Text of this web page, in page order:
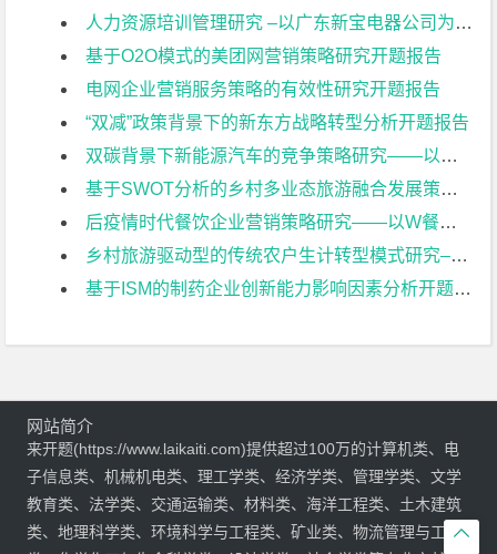
人力资源培训管理研究 –以广东新宝电器公司为例开题报告
基于O2O模式的美团网营销策略研究开题报告
电网企业营销服务策略的有效性研究开题报告
“双减”政策背景下的新东方战略转型分析开题报告
双碳背景下新能源汽车的竞争策略研究——以比亚迪为例开题报告
基于SWOT分析的乡村多业态旅游融合发展策略研究——以常州佳农探趣休闲生态园为例开题报告
后疫情时代餐饮企业营销策略研究——以W餐饮企业为例开题报告
乡村旅游驱动型的传统农户生计转型模式研究–以常州黄天荡村大闸蟹养开题报告
基于ISM的制药企业创新能力影响因素分析开题报告

网站简介
来开题(https://www.laikaiti.com)提供超过100万的计算机类、电
子信息类、机械机电类、理工学类、经济学类、管理学类、文学
教育类、法学类、交通运输类、材料类、海洋工程类、土木建筑
类、地理科学类、环境科学与工程类、矿业类、物流管理与工程